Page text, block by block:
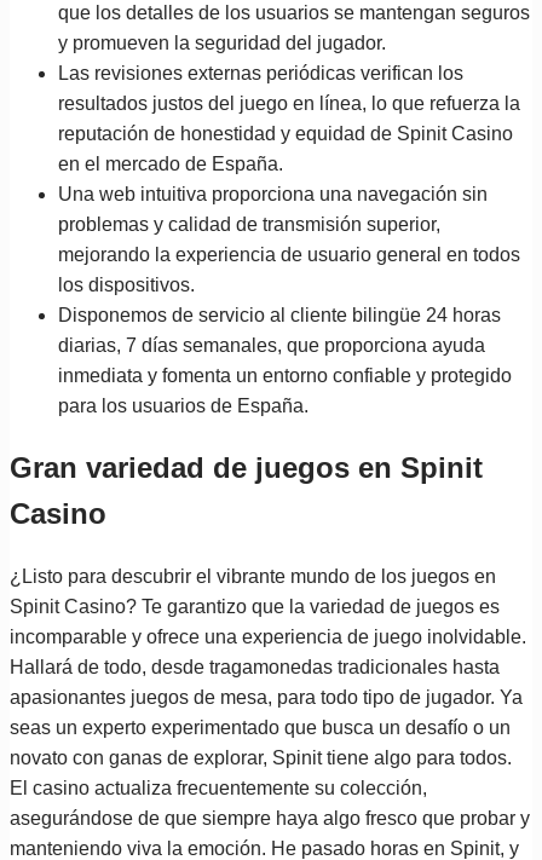
que los detalles de los usuarios se mantengan seguros
y promueven la seguridad del jugador.
Las revisiones externas periódicas verifican los
resultados justos del juego en línea, lo que refuerza la
reputación de honestidad y equidad de Spinit Casino
en el mercado de España.
Una web intuitiva proporciona una navegación sin
problemas y calidad de transmisión superior,
mejorando la experiencia de usuario general en todos
los dispositivos.
Disponemos de servicio al cliente bilingüe 24 horas
diarias, 7 días semanales, que proporciona ayuda
inmediata y fomenta un entorno confiable y protegido
para los usuarios de España.
Gran variedad de juegos en Spinit
Casino
¿Listo para descubrir el vibrante mundo de los juegos en
Spinit Casino? Te garantizo que la variedad de juegos es
incomparable y ofrece una experiencia de juego inolvidable.
Hallará de todo, desde tragamonedas tradicionales hasta
apasionantes juegos de mesa, para todo tipo de jugador. Ya
seas un experto experimentado que busca un desafío o un
novato con ganas de explorar, Spinit tiene algo para todos.
El casino actualiza frecuentemente su colección,
asegurándose de que siempre haya algo fresco que probar y
manteniendo viva la emoción. He pasado horas en Spinit, y